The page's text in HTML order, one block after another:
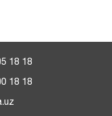
18 18
18 18